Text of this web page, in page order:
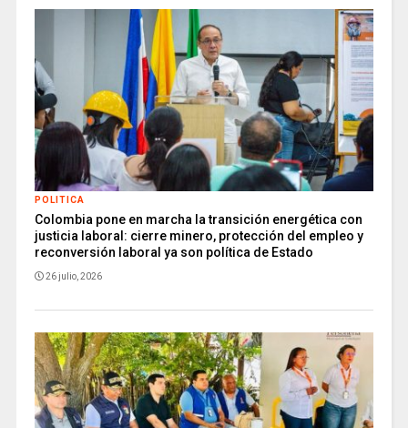
POLITICA
Colombia pone en marcha la transición energética con
justicia laboral: cierre minero, protección del empleo y
reconversión laboral ya son política de Estado
26 julio, 2026